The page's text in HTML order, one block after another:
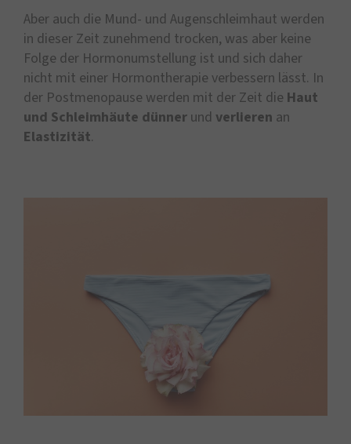
Aber auch die Mund- und Augenschleimhaut werden
in dieser Zeit zunehmend trocken, was aber keine
Folge der Hormonumstellung ist und sich daher
nicht mit einer Hormontherapie verbessern lässt. In
der Postmenopause werden mit der Zeit die Haut
und Schleimhäute dünner und verlieren an
Elastizität.